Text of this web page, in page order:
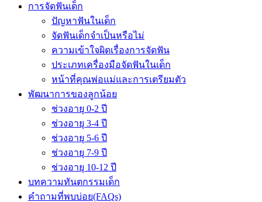
การจัดฟันเด็ก
ปัญหาฟันในเด็ก
จัดฟันเด็กจำเป็นหรือไม่
ความเข้าใจผิดเรื่องการจัดฟัน
ประเภทเครื่องมือจัดฟันในเด็ก
หน้าที่คุณพ่อแม่และการเตรียมตัว
พัฒนาการของลูกน้อย
ช่วงอายุ 0-2 ปี
ช่วงอายุ 3-4 ปี
ช่วงอายุ 5-6 ปี
ช่วงอายุ 7-9 ปี
ช่วงอายุ 10-12 ปี
บทความทันตกรรมเด็ก
คำถามที่พบบ่อย(FAQs)